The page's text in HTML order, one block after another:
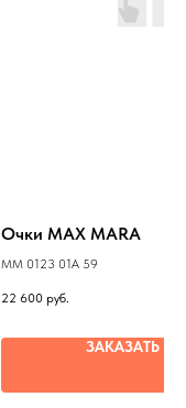
Очки MAX MARA
MM 0123 01A 59
22 600 руб.
ЗАКАЗАТЬ